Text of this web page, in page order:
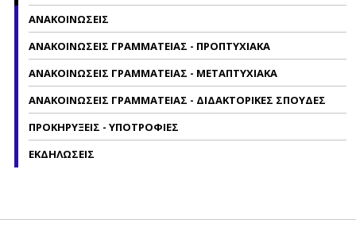
ΑΝΑΚΟΙΝΩΣΕΙΣ
ΑΝΑΚΟΙΝΩΣΕΙΣ ΓΡΑΜΜΑΤΕΙΑΣ - ΠΡΟΠΤΥΧΙΑΚΑ
ΑΝΑΚΟΙΝΩΣΕΙΣ ΓΡΑΜΜΑΤΕΙΑΣ - ΜΕΤΑΠΤΥΧΙΑΚΑ
ΑΝΑΚΟΙΝΩΣΕΙΣ ΓΡΑΜΜΑΤΕΙΑΣ - ΔΙΔΑΚΤΟΡΙΚΕΣ ΣΠΟΥΔΕΣ
ΠΡΟΚΗΡΥΞΕΙΣ - ΥΠΟΤΡΟΦΙΕΣ
ΕΚΔΗΛΩΣΕΙΣ